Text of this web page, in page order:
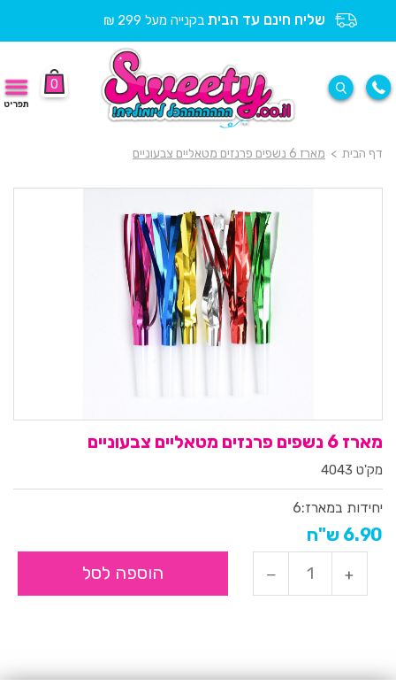
שליח חינם עד הבית בקנייה מעל 299 ₪
0
תפריט
דף הבית > מארז 6 נשפים פרנזים מטאליים צבעוניים
מארז 6 נשפים פרנזים מטאליים צבעוניים
מק'ט 4043
יחידות במארז:6
6.90 ש"ח
הוספה לסל